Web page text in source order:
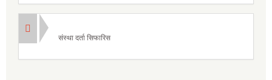
संस्था दर्ता सिफारिस